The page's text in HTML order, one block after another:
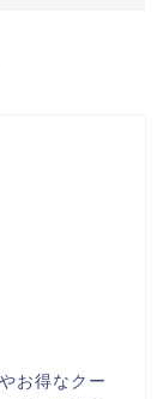
お得なクー